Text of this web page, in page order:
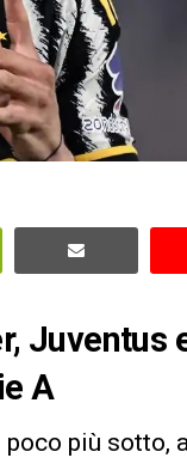
Juventus
A
più sotto,